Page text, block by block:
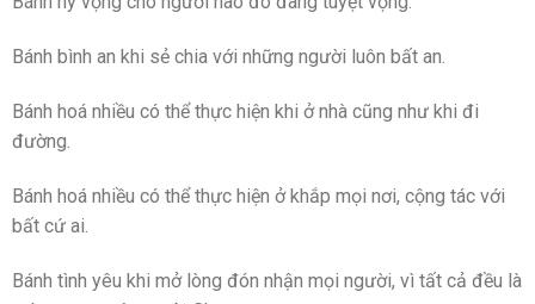
Bánh bình an khi sẻ chia với những người luôn bất an.
Bánh hoá nhiều có thể thực hiện khi ở nhà cũng như khi đi
đường.
Bánh hoá nhiều có thể thực hiện ở khắp mọi nơi, cộng tác với
bất cứ ai.
Bánh tình yêu khi mở lòng đón nhận mọi người, vì tất cả đều là